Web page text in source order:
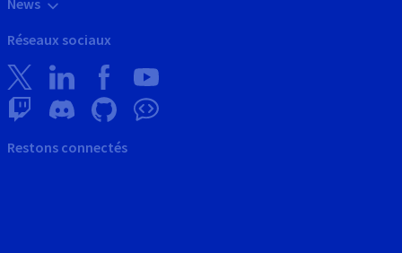
Réseaux sociaux
Restons connectés